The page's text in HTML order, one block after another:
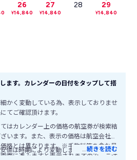
26
¥14,840
27
¥14,840
28 29
¥14,840
ます。カレンダーの日付をタップして搭
かく変動している為、表示しておりませ
てご確認頂けます。
はカレンダー上の価格の航空券が検索結
います。また、表示の価格は航空会社公
格とは異なります。※手数料等を含む最
面に進みますと表示されますので、ご注
値は時期により変動します。
…続きを読む